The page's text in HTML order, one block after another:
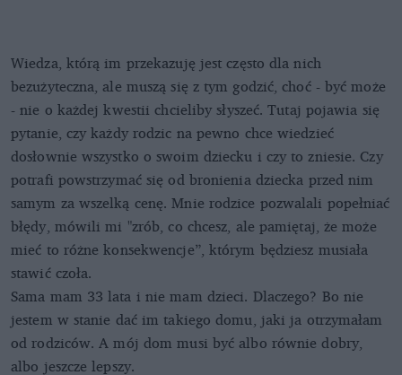
Wiedza, którą im przekazuję jest często dla nich
bezużyteczna, ale muszą się z tym godzić, choć - być może
- nie o każdej kwestii chcieliby słyszeć. Tutaj pojawia się
pytanie, czy każdy rodzic na pewno chce wiedzieć
dosłownie wszystko o swoim dziecku i czy to zniesie. Czy
potrafi powstrzymać się od bronienia dziecka przed nim
samym za wszelką cenę. Mnie rodzice pozwalali popełniać
błędy, mówili mi "zrób, co chcesz, ale pamiętaj, że może
mieć to różne konsekwencje”, którym będziesz musiała
stawić czoła.
Sama mam 33 lata i nie mam dzieci. Dlaczego? Bo nie
jestem w stanie dać im takiego domu, jaki ja otrzymałam
od rodziców. A mój dom musi być albo równie dobry,
albo jeszcze lepszy.